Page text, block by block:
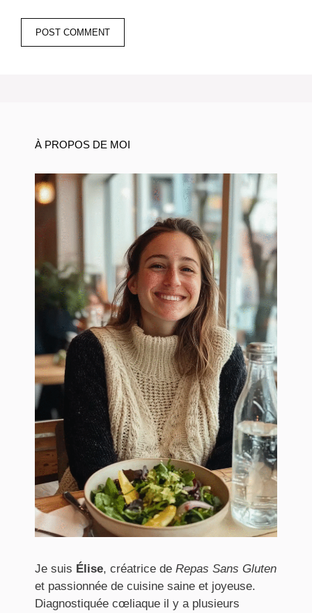
À PROPOS DE MOI
Je suis Élise, créatrice de Repas Sans Gluten
et passionnée de cuisine saine et joyeuse.
Diagnostiquée cœliaque il y a plusieurs